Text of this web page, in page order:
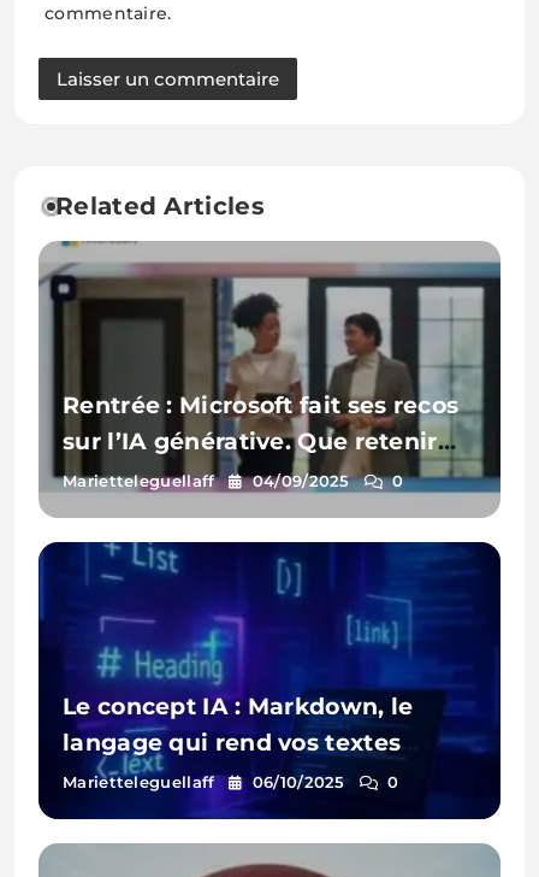
commentaire.
Related Articles
Rentrée : Microsoft fait ses recos
sur l’IA générative. Que retenir
pour votre entreprise ?
Marietteleguellaff 04/09/2025 0
Le concept IA : Markdown, le
langage qui rend vos textes
intelligents (et beaux)
Marietteleguellaff 06/10/2025 0